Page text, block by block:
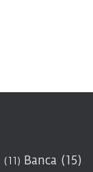
(11) Banca (15)